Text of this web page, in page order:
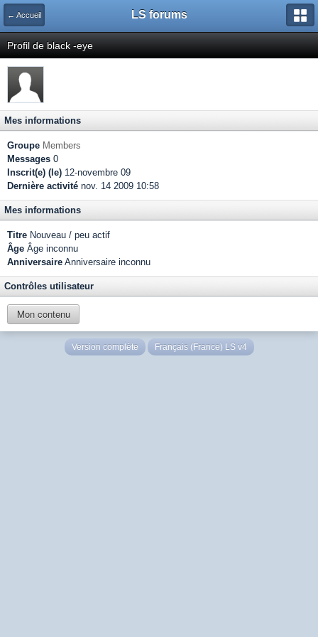
← Accueil LS forums
Profil de black -eye
Mes informations
Groupe Members
Messages 0
Inscrit(e) (le) 12-novembre 09
Dernière activité nov. 14 2009 10:58
Mes informations
Titre Nouveau / peu actif
Âge Âge inconnu
Anniversaire Anniversaire inconnu
Contrôles utilisateur
Mon contenu
Version complète Français (France) LS v4